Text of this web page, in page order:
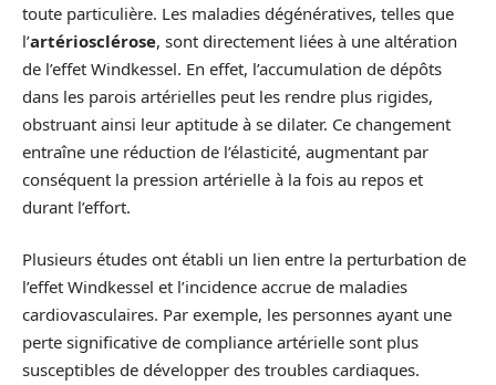
toute particulière. Les maladies dégénératives, telles que
l’artériosclérose, sont directement liées à une altération
de l’effet Windkessel. En effet, l’accumulation de dépôts
dans les parois artérielles peut les rendre plus rigides,
obstruant ainsi leur aptitude à se dilater. Ce changement
entraîne une réduction de l’élasticité, augmentant par
conséquent la pression artérielle à la fois au repos et
durant l’effort.
Plusieurs études ont établi un lien entre la perturbation de
l’effet Windkessel et l’incidence accrue de maladies
cardiovasculaires. Par exemple, les personnes ayant une
perte significative de compliance artérielle sont plus
susceptibles de développer des troubles cardiaques.